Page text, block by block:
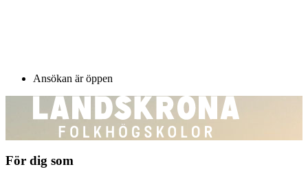
Ansökan är öppen
För dig som